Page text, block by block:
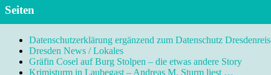
Seiten
Datenschutzerklärung ergänzend zum Datenschutz
Dresden News / Lokales
Gräfin Cosel auf Burg Stolpen – die etwas andere Story
Krimisturm in Laubegast – Andreas M. Sturm liest …